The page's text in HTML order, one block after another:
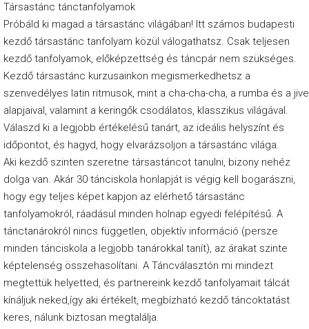
d
a
C
s
ü
ö
r
t
ö
P
é
t
Társastánc tánctanfolyamok
Próbáld ki magad a társastánc világában! Itt számos budapesti
kezdő társastánc tanfolyam közül válogathatsz. Csak teljesen
kezdő tanfolyamok, előképzettség és táncpár nem szükséges.
Kezdő társastánc kurzusainkon megismerkedhetsz a
szenvedélyes latin ritmusok, mint a cha-cha-cha, a rumba és a jive
alapjaival, valamint a keringők csodálatos, klasszikus világával.
Válaszd ki a legjobb értékelésű tanárt, az ideális helyszínt és
időpontot, és hagyd, hogy elvarázsoljon a társastánc világa.
Aki kezdő szinten szeretne társastáncot tanulni, bizony nehéz
dolga van. Akár 30 tánciskola honlapját is végig kell bogarászni,
hogy egy teljes képet kapjon az elérhető társastánc
tanfolyamokról, ráadásul minden holnap egyedi felépítésű. A
tánctanárokról nincs független, objektív információ (persze
minden tánciskola a legjobb tanárokkal tanít), az árakat szinte
képtelenség összehasolítani. A Táncválasztón mi mindezt
megtettük helyetted, és partnereink kezdő tanfolyamait tálcát
kínáljuk neked,így aki értékelt, megbízható kezdő táncoktatást
keres, nálunk biztosan megtalálja.